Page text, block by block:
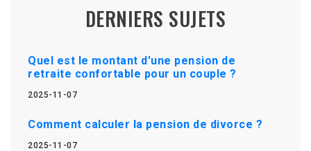
DERNIERS SUJETS
Quel est le montant d'une pension de
retraite confortable pour un couple ?
2025-11-07
Comment calculer la pension de divorce ?
2025-11-07